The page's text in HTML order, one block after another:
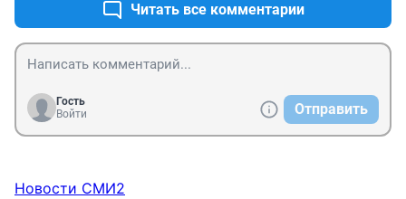
Читать все комментарии
Гость
Войти
Отправить
Новости СМИ2